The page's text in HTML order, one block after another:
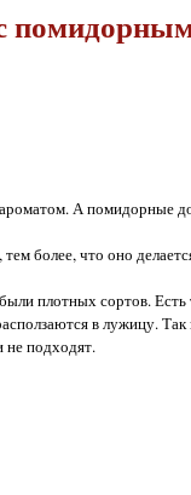
А помидорные
более, что оно
плотных сортов. Есть
в лужицу. Так
не подходят.